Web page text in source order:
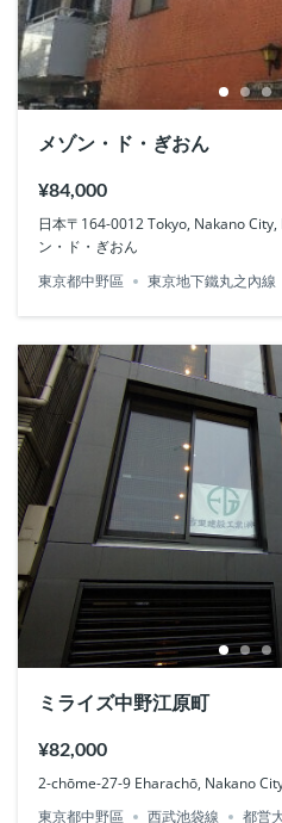
メゾン・ド・ぎおん
¥84,000
日本〒164-0012 Tokyo, Nakano
ン・ド・ぎおん
東京都中野區
東京地下鐵丸之內線
ミライズ中野江原町
¥82,000
2-chōme-27-9 Eharachō, Nakano
東京都中野區
西武池袋線 都営